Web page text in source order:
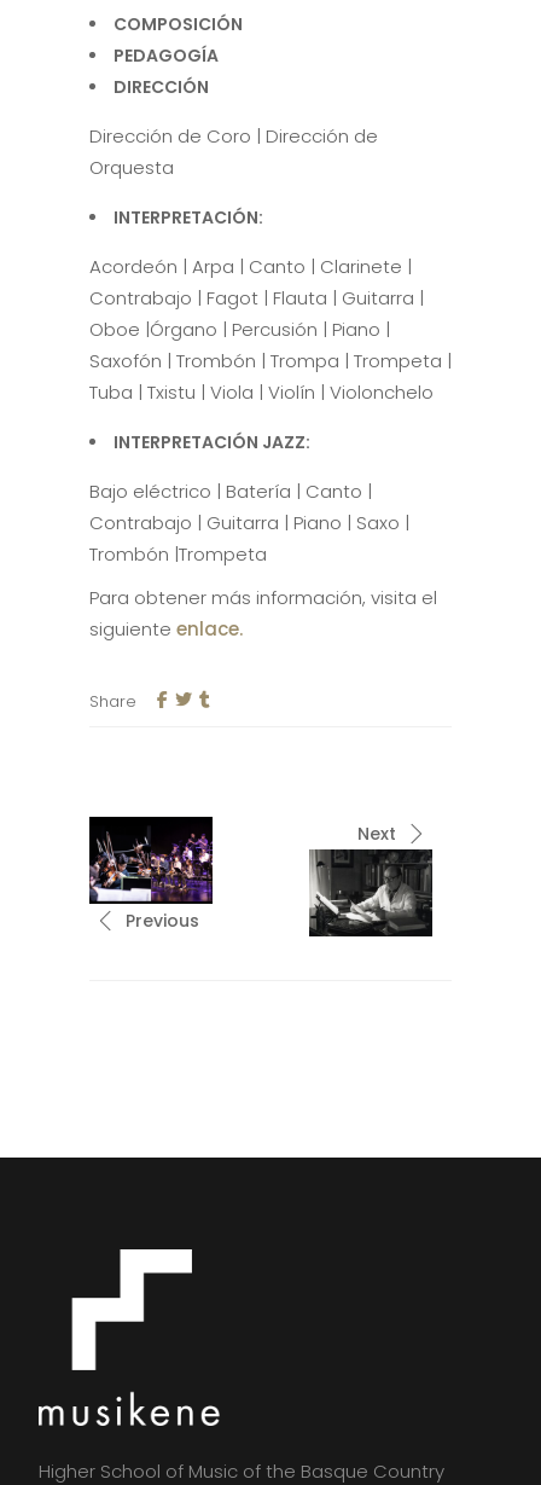
COMPOSICIÓN
PEDAGOGÍA
DIRECCIÓN
Dirección de Coro | Dirección de
Orquesta
INTERPRETACIÓN:
Acordeón | Arpa | Canto | Clarinete |
Contrabajo | Fagot | Flauta | Guitarra |
Oboe |Órgano | Percusión | Piano |
Saxofón | Trombón | Trompa | Trompeta |
Tuba | Txistu | Viola | Violín | Violonchelo
INTERPRETACIÓN JAZZ:
Bajo eléctrico | Batería | Canto |
Contrabajo | Guitarra | Piano | Saxo |
Trombón |Trompeta
Para obtener más información, visita el
siguiente enlace.
Share
Previous
Next
Higher School of Music of the Basque Country